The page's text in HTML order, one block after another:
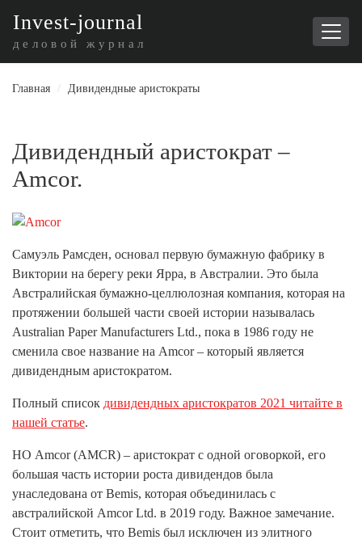
Invest-journal
деловой журнал
Главная / Дивидендные аристократы
Дивидендный аристократ –
Amcor.
Самуэль Рамсден, основал первую бумажную фабрику в
Виктории на берегу реки Ярра, в Австралии. Это была
Австралийская бумажно-целлюлозная компания, которая на
протяжении большей части своей истории называлась
Australian Paper Manufacturers Ltd., пока в 1986 году не
сменила свое название на Amcor – который является
дивидендным аристократом.
Полный список дивидендных аристократов 2021 читайте в
нашей статье.
НО Amcor (AMCR) – аристократ с одной оговоркой, его
большая часть истории роста дивидендов была
унаследована от Bemis, которая объединилась с
австралийской Amcor Ltd. в 2019 году. Важное замечание.
Стоит отметить, что Bemis был исключен из элитного